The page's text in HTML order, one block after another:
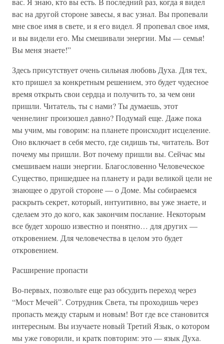
вас на другой стороне завесы, я вас узнал. Вы пропевали
мне свое имя в свете, и я его видел. Я пропевал свое имя,
и вы видели его. Мы смешивали энергии. Мы — семья!
Вы меня знаете!”
Здесь присутствует очень сильная любовь Духа. Для тех,
кто пришел за конкретным решением, это будет чудесное
время открыть свои сердца и получить то, за чем они
пришли. Читатель, ты с нами? Ты думаешь, этот
ченнелинг произошел давно? Подумай еще. Даже пока
мы учим, мы говорим: на планете происходит исцеление.
Оно включает в себя место, где сидишь ты, читатель. Вот
почему мы пришли. Вот почему пришли вы. Сейчас мы
смешиваем наши энергии. Благословенно Человеческое
Существо, пришедшее на планету и ради великой цели не
знающее о другой стороне — о Доме. Мы собираемся
раскрыть секрет, который, интуитивно, вы уже знаете, и
сделаем это до кого, как закончим послание. Некоторым
все будет хорошо известно и понятно… для других —
откровением. Для человечества в целом это будет
откровением.
Расширение пропасти
Во-первых, позвольте еще раз обсудить переход через
“Мост Мечей”. Сотрудник Света, ты проходишь через
пропасть между старым и новым! Вот где все становится
интересным. Вы изучаете новый Третий Язык, о котором
мы уже говорили, и кратк повторим: это — язык Духа.